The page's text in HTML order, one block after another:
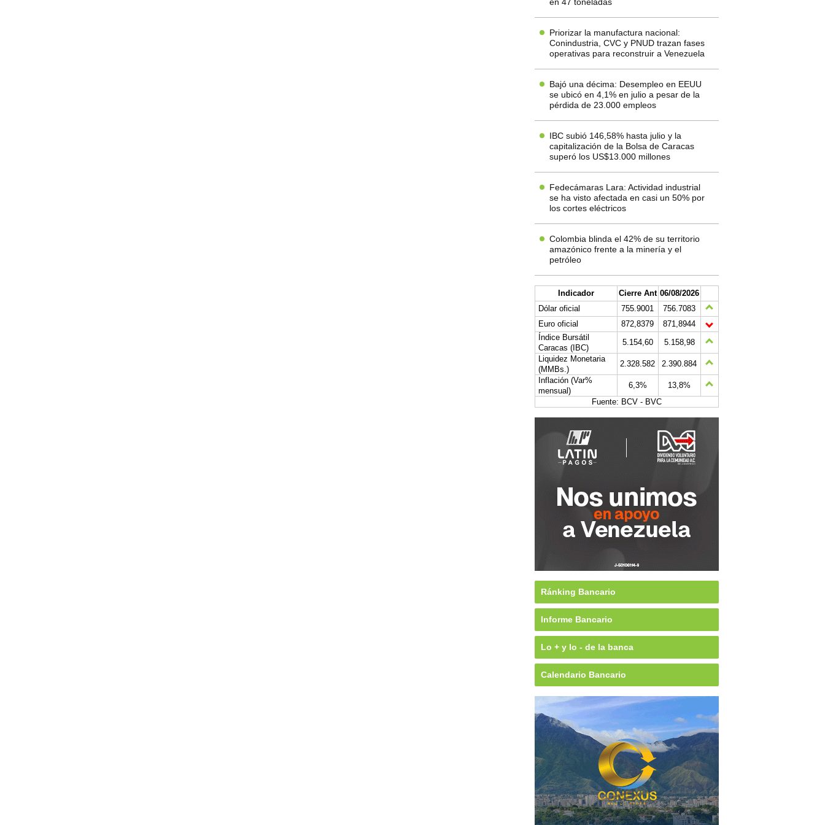
Priorizar la manufactura nacional:
Conindustria, CVC y PNUD trazan fases
operativas para reconstruir a Venezuela
Bajó una décima: Desempleo en EEUU
se ubicó en 4,1% en julio a pesar de la
pérdida de 23.000 empleos
IBC subió 146,58% hasta julio y la
capitalización de la Bolsa de Caracas
superó los US$13.000 millones
Fedecámaras Lara: Actividad industrial
se ha visto afectada en casi un 50% por
los cortes eléctricos
Colombia blinda el 42% de su territorio
amazónico frente a la minería y el
petróleo
Indicador Cierre Ant 06/08/2026
Dólar oficial
755.9001
756.7083
Euro oficial
872,8379
871,8944
Índice Bursátil
Caracas (IBC)
5.154,60
5.158,98
Liquidez Monetaria
(MMBs.)
2.328.582
2.390.884
Inflación (Var%
mensual)
6,3%
13,8%
Fuente: BCV - BVC
Ránking Bancario
Informe Bancario
Lo + y lo - de la banca
Calendario Bancario